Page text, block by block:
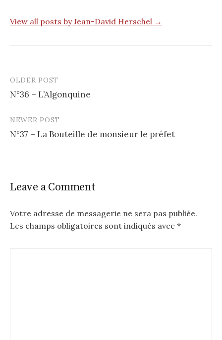
View all posts by Jean-David Herschel →
o
n
v
i
g
OLDER POST
N°36 – L’Algonquine
NEWER POST
N°37 – La Bouteille de monsieur le préfet
Leave a Comment
Votre adresse de messagerie ne sera pas publiée.
Les champs obligatoires sont indiqués avec *